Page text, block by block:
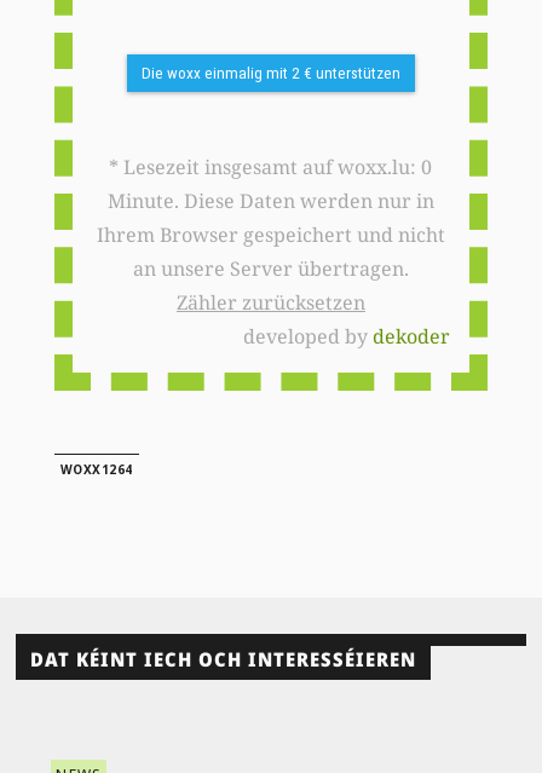
Die woxx einmalig mit 2 € unterstützen
* Lesezeit insgesamt auf woxx.lu: 0
Minute. Diese Daten werden nur in
Ihrem Browser gespeichert und nicht
an unsere Server übertragen.
Zähler zurücksetzen
developed bydekoder
WOXX1264
DAT KÉINT IECH OCH INTERESSÉIEREN